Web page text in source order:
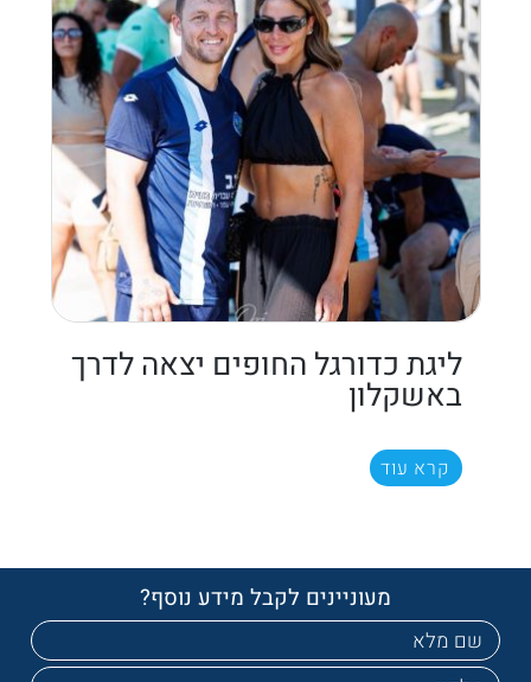
ליגת כדורגל החופים יצאה לדרך
באשקלון
קרא עוד
מעוניינים לקבל מידע נוסף?